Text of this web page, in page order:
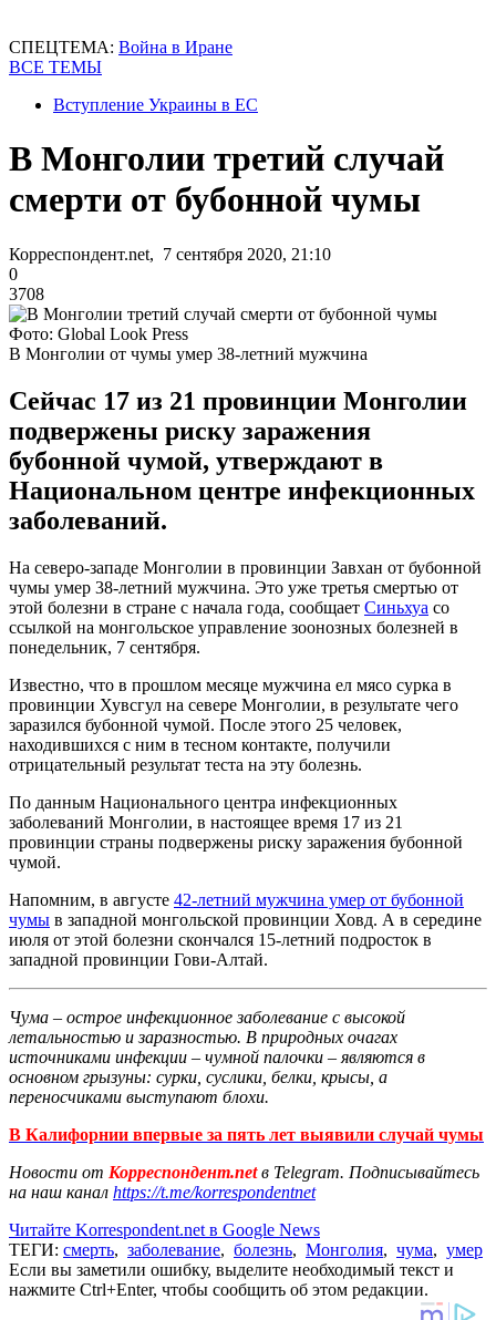
СПЕЦТЕМА: Война в Иране
ВСЕ ТЕМЫ
Вступление Украины в ЕС
В Монголии третий случай
смерти от бубонной чумы
Корреспондент.net, 7 сентября 2020, 21:10
0
3708
Фото: Global Look Press
В Монголии от чумы умер 38-летний мужчина
Сейчас 17 из 21 провинции Монголии
подвержены риску заражения
бубонной чумой, утверждают в
Национальном центре инфекционных
заболеваний.
На северо-западе Монголии в провинции Завхан от бубонной
чумы умер 38-летний мужчина. Это уже третья смертью от
этой болезни в стране с начала года, сообщает Синьхуа со
ссылкой на монгольское управление зоонозных болезней в
понедельник, 7 сентября.
Известно, что в прошлом месяце мужчина ел мясо сурка в
провинции Хувсгул на севере Монголии, в результате чего
заразился бубонной чумой. После этого 25 человек,
находившихся с ним в тесном контакте, получили
отрицательный результат теста на эту болезнь.
По данным Национального центра инфекционных
заболеваний Монголии, в настоящее время 17 из 21
провинции страны подвержены риску заражения бубонной
чумой.
Напомним, в августе 42-летний мужчина умер от бубонной
чумы в западной монгольской провинции Ховд. А в середине
июля от этой болезни скончался 15-летний подросток в
западной провинции Гови-Алтай.
Чума – острое инфекционное заболевание с высокой
летальностью и заразностью. В природных очагах
источниками инфекции – чумной палочки – являются в
основном грызуны: сурки, суслики, белки, крысы, а
переносчиками выступают блохи.
В Калифорнии впервые за пять лет выявили случай чумы
Новости от Корреспондент.netв Telegram. Подписывайтесь
на наш канал https://t.me/korrespondentnet
Читайте Korrespondent.net в Google News
ТЕГИ: смерть, заболевание, болезнь, Монголия, чума, умер
Если вы заметили ошибку, выделите необходимый текст и
нажмите Ctrl+Enter, чтобы сообщить об этом редакции.